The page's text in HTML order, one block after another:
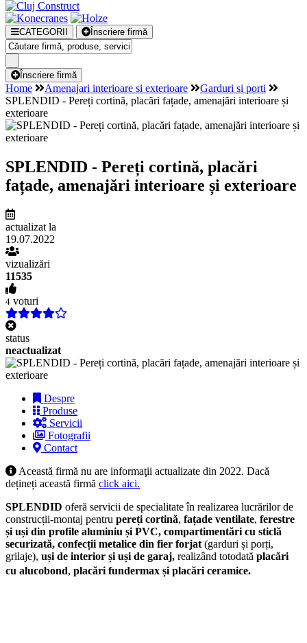
CATEGORII Înscriere firmă
Înscriere firmă
Home Amenajari interioare si exterioare
Garduri si porti
SPLENDID - Pereți cortină, placări fațade, amenajări interioare și
exterioare
SPLENDID - Pereți cortină, placări
fațade, amenajări interioare și exterioare
actualizat la
19.07.2022
vizualizări
11535
4 voturi
status
neactualizat
Despre
Produse
Servicii
Fotografii
Contact
Această firmă nu are informaţii actualizate din 2022. Dacă
dețineți această firmă click aici.
SPLENDID oferă servicii de specialitate în realizarea lucrărilor de
construcții-montaj pentru pereți cortină, fațade ventilate, ferestre
și uși din profile aluminiu și PVC, compartimentări cu sticlă
securizată, confecții metalice din fier forjat (garduri și porți,
grilaje), uși de interior și uși de garaj, realizând totodată placări
cu alucobond, placări fundermax și placări ceramice.